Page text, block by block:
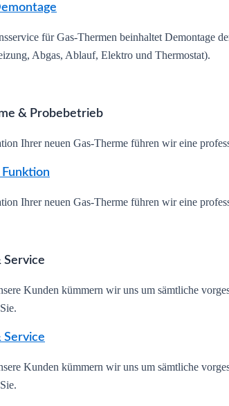
für Gas-Thermen beinhaltet Demontage
Abgas, Ablauf, Elektro und Thermostat).
& Probebetrieb
Ihrer neuen Gas-Therme führen wir eine
Ihrer neuen Gas-Therme führen wir eine
Service
Kunden kümmern wir uns um sämtliche
Service
Kunden kümmern wir uns um sämtliche